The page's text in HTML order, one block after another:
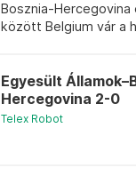
Bosznia-Hercegovina
között Belgium vár a
Egyesült
Hercegovina 2-0
Telex Robot